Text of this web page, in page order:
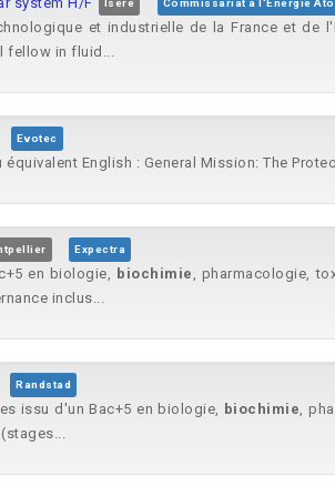
Isère Commissariat à l'Énergie
et industrielle de la France et de
fellow in fluid...
Evotec
English : General Mission: The
Expectra
en biologie, biochimie , pharmacologie,
inclus...
Randstad
issu d'un Bac+5 en biologie, biochimie,